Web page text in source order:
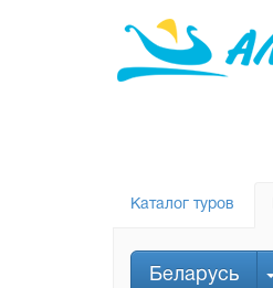
Каталог туров
Беларусь